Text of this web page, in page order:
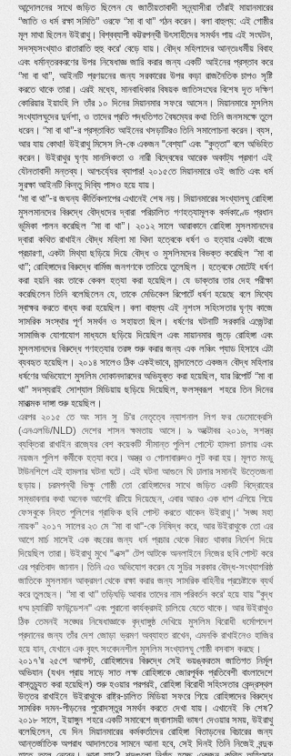
আন্দোলনের সাথে জড়িত ছিলেন যে জাতীয়তাবাদী সন্ন্যাসীরা তাঁরাই মায়ানমারের
‘’জাতি ও ধর্ম রক্ষা সমিতি’’ ওরফে ‘’মা বা থা’’ গঠন করেন। বলা বাহুল্য: এই গোষ্ঠীর
মূল মাথা ছিলেন উইরাথু। বিশ্বব্যাপী কট্টরপন্থী উৎসাহীদের সমর্থন পায় এই সংঘটন,
সদস্যসংখ্যাও রাতারাতি হুহু করে' বেড়ে যায়। বৌদ্ধ মহিলাদের আন্তঃধর্মীয় বিবাহ
এবং ধর্মান্তরকরণের উপর নিষেধাজ্ঞ জারি করার জন্য একটি আইনের প্রস্তাব করে
‘’মা বা থা’’, আইনটি প্রণয়নের জন্য সরকারের উপর কড়া রাজনৈতিক চাপও সৃষ্টি
করতে থাকে তারা। এরই মধ্যে, মানবাধিকার বিষয়ক জাতিসংঘের বিশেষ দূত দক্ষিণ
কোরিয়ার ইয়াংহি লি তাঁর ১০ দিনের মিয়ানমার সফরে আসেন। মিয়ানমারে মুসলিম
সংখ্যালঘুদের দুর্দশা, ও তাদের প্রতি পদ্ধতিগত বৈষম্যের কথা তিনি জনসমক্ষে তুলে
ধরেন। ‘’মা বা থা’’-র প্রস্তাবিত আইনের খসড়াটিরও তিনি সমালোচনা করেন। ব্যস,
আর যায় কোথা! উইরাথু মিসেস লি-কে একজন "বেশ্যা" এবং ''কুত্তা'' বলে অভিহিত
করেন। উইরাথুর ঘৃণ্য মানসিকতা ও নারী বিদ্বেষের আরেক অকাট্য প্রমাণ এই
যৌনতাবাদী মন্তব্য। আশ্চর্য্যের ব্যাপার! ২০১৫তে মিয়ানমারে ওই জাতি এবং ধর্ম
সুরক্ষা আইনটি কিন্তু দিব্যি পাসও হয়ে যায়।
‘’মা বা থা’’-র জঘন্য কীর্তিকলাপের এখানেই শেষ নয়। মিয়ানমারের সংখ্যালঘু রোহিঙ্গা
মুসলমানদের বিরুদ্ধে বৌদ্ধদের দ্বারা পরিচালিত গণহত্যামূলক কর্মকাণ্ডে প্রধান
ভূমিকা পালন করেছিল ‘’মা বা থা’’। ২০১২ সালে আরাকানে রোহিঙ্গা মুসলমানদের
দ্বারা কথিত রাখাইন বৌদ্ধ মহিলা মা থিদা হত্বেকে ধর্ষণ ও হত্যার একটা বাজে
প্রচারণা, একটা মিথ্যা ছড়িয়ে দিয়ে বৌদ্ধ ও মুসলিমদের বিভক্ত করেছিল ‘’মা বা
থা’’; রোহিঙ্গাদের বিরুদ্ধে বার্মিজ জনগণকে তাতিয়ে তুলেছিল । হত্বেকে মোটেই ধর্ষণ
করা হয়নি বরং তাকে কেবল হত্যা করা হয়েছিল। যে ডাক্তার তার দেহ পরীক্ষা
করেছিলেন তিনি বলেছিলেন যে, তাকে মেডিকেল রিপোর্টে ধর্ষণ হয়েছে বলে মিথ্যে
স্বাক্ষর করতে বাধ্য করা হয়েছিল। বলা বাহুল্য এই নৃশংস সহিংসতার ঘৃণ্য কাজে
সামরিক সংস্থার পূর্ণ সমর্থন ও সহায়তা ছিল। ধর্ষণের ঘটনাটি সরকারি এজেন্টরা
সামাজিক যোগাযোগ মাধ্যমে ছড়িয়ে দিয়েছিল এবং মায়ানমার জুড়ে রোহিঙ্গা এবং
মুসলমানদের বিরুদ্ধে গণহত্যার তরঙ্গ শুরু করার জন্য এক লঞ্চিং প্যাড হিসাবে এটা
ব্যবহৃত হয়েছিল। ২০১৪ সালেও ঠিক একইভাবে, মান্দালেতে একজন বৌদ্ধ মহিলার
ধর্ষণের অভিযোগে মুসলিম দোকানদারদের অভিযুক্ত করা হয়েছিল, যার রিপোর্ট ‘’মা বা
থা’’ সদস্যরাই সোশ্যাল মিডিয়ায় ছড়িয়ে দিয়েছিল, ফলস্বরূপ শহরে তিন দিনের
মারাত্মক দাঙ্গা শুরু হয়েছিল।
এরপর ২০১৫ তে অং সান সু চি'র নেতৃত্বে ন্যাশনাল লিগ ফর ডেমোক্রেসি
(এনএলডি/NLD) দেশের শাসন ক্ষমতায় আসে। ৯ অক্টোবর ২০১৬, সশস্ত্র
ব্যক্তিরা রাখাইন রাজ্যের বেশ কয়েকটি সীমান্ত পুলিশ পোস্টে হামলা চালায় এবং
নয়জন পুলিশ কর্মীকে হত্যা করে। অস্ত্র ও গোলাবারুদও লুট করা হয়। মূলত মংডু
টাউনশিপে এই হামলার ঘটনা ঘটে। এই ঘটনা আগুনে ঘি ঢালার সমানই উত্তেজনা
ছড়ায়। চরমপন্থী ভিক্ষু গোষ্ঠী তো রোহিঙ্গাদের সাথে জড়িত একটি বিদ্রোহের
সম্ভাবনার কথা অনেক আগেই রটিয়ে দিয়েছেন, এবার আরও এক ধাপ এগিয়ে গিয়ে
ফেসবুকে নিহত পুলিশের গ্রাফিক ছবি পোস্ট করতে থাকেন উইরাথু।‘ ’সঙ্ঘ মহা
নায়ক’’ ২০১৭ সালের ২৩ মে ‘’মা বা থা''-কে নিষিদ্ধ করে, আর উইরাথুকে তো এর
আগে মার্চ মাসেই এক বছরের জন্য ধর্ম প্রচার থেকে বিরত থাকার নির্দেশ দিয়ে
দিয়েছিল তারা। উইরাথু মুখে "এক্স" টেপ আটকে অনলাইনে নিজের ছবি পোস্ট করে
এর প্রতিবাদ জানান। তিনি এও অভিযোগ করেন যে সুচির সরকার বৌদ্ধ-সংখ্যাগরিষ্ঠ
জাতিকে মুসলমান আক্রমণ থেকে রক্ষা করার জন্য সামরিক বাহিনীর প্রচেষ্টাকে ব্যর্থ
করে তুলছেন। ‘’মা বা থা’’ তড়িঘড়ি আবার তাদের নাম পরিবর্তন করে’ হয়ে যায় ''বুদ্ধ
ধম্ম চ্যারিটি ফাউন্ডেশন'' এবং পুরানো কার্যক্রমই চালিয়ে যেতে থাকে। আর উইরাথুও
ঠিক তেমনই সঙ্ঘের নিষেধাজ্ঞাকে বৃদ্ধাঙ্গুষ্ঠ দেখিয়ে মুসলিম বিরোধী ধর্মোপদেশ
প্রদানের জন্য তাঁর দেশ জোড়া ভ্রমণ অব্যাহত রাখেন, এমনকি রাখাইনেও হাজির
হয়ে যান, যেখানে এক বৃহৎ সংবেদনশীল মুসলিম সংখ্যালঘু গোষ্ঠী বসবাস করছে।
২০১৭’র ২৫শে আগস্ট, রোহিঙ্গাদের বিরুদ্ধে সেই ভয়ঙ্করতম জাতিগত নির্মূল
অভিযান (যখন প্রায় সাড়ে সাত লক্ষ রোহিঙ্গাকে জোরপূর্বক প্রতিবেশী বাংলাদেশে
বাস্তুচ্যুত করা হয়েছিল) শুরু হওয়ার পরপরই, রোহিঙ্গা বিরোধী সহিংসতার কেন্দ্রস্থল
উত্তর রাখাইনে উইরাথুকে রাষ্ট্র-চালিত মিডিয়া সফরে গিয়ে রোহিঙ্গাদের বিরুদ্ধে
সামরিক দমন-পীড়নের পুরোদস্তুর সমর্থন করতে দেখা যায়।এখানেই কি শেষ?
২০১৮ সালে, ইয়াঙ্গুন শহরে একটি সমাবেশে জ্বালাময়ী ভাষণ দেওয়ার সময়, উইরাথু
বলেছিলেন, যে দিন মিয়ানমারের কর্মকর্তাদের রোহিঙ্গা বিতাড়নের বিচারের জন্য
আন্তর্জাতিক অপরাধ আদালতের সামনে আনা হবে, সেই দিনই তিনি নিজেই বন্দুক